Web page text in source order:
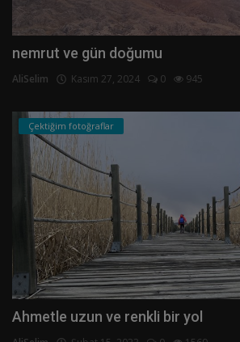
nemrut ve gün doğumu
AliSelim Kasım 27, 2024 0 945
Çektiğim fotoğraflar
Ahmetle uzun ve renkli bir yol